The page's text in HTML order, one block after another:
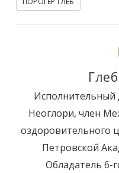
Исполнительный
Неоглори, член
оздоровительного
Петровской
Обладатель 6-